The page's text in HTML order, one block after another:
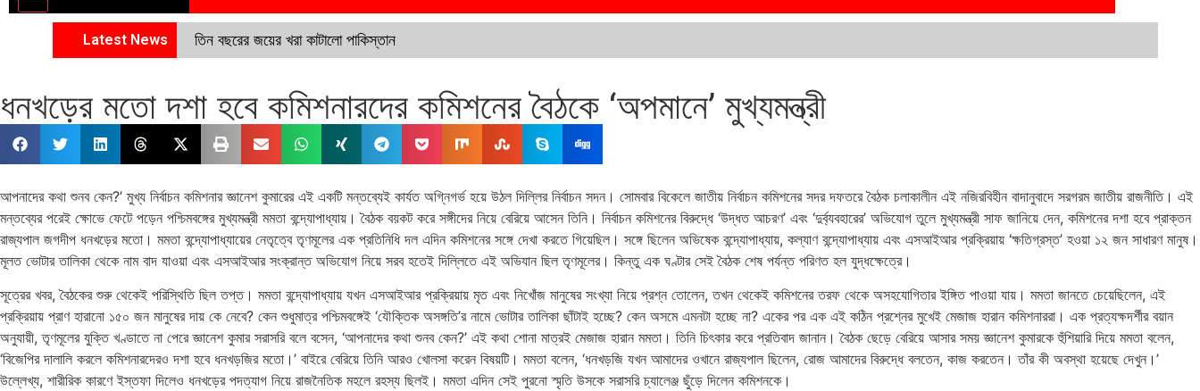
Latest News তিন বছরের জয়ের খরা কাটালো পাকিস্তান
ধনখড়ের মতো দশা হবে কমিশনারদের কমিশনের বৈঠকে ‘অপমানে’ মুখ্যমন্ত্রী
আপনাদের কথা শুনব কেন?’ মুখ্য নির্বাচন কমিশনার জ্ঞানেশ কুমারের এই একটি মন্তব্যেই কার্যত অগ্নিগর্ভ হয়ে উঠল দিল্লির নির্বাচন সদন। সোমবার বিকেলে জাতীয় নির্বাচন কমিশনের সদর দফতরে বৈঠক চলাকালীন এই নজিরবিহীন বাদানুবাদে সরগরম জাতীয় রাজনীতি। এই
মন্তব্যের পরেই ক্ষোভে ফেটে পড়েন পশ্চিমবঙ্গের মুখ্যমন্ত্রী মমতা বন্দ্যোপাধ্যায়। বৈঠক বয়কট করে সঙ্গীদের নিয়ে বেরিয়ে আসেন তিনি। নির্বাচন কমিশনের বিরুদ্ধে ‘উদ্ধত আচরণ’ এবং ‘দুর্ব্যবহারের’ অভিযোগ তুলে মুখ্যমন্ত্রী সাফ জানিয়ে দেন, কমিশনের দশা হবে প্রাক্তন
রাজ্যপাল জগদীপ ধনখড়ের মতো। মমতা বন্দ্যোপাধ্যায়ের নেতৃত্বে তৃণমূলের এক প্রতিনিধি দল এদিন কমিশনের সঙ্গে দেখা করতে গিয়েছিল। সঙ্গে ছিলেন অভিষেক বন্দ্যোপাধ্যায়, কল্যাণ বন্দ্যোপাধ্যায় এবং এসআইআর প্রক্রিয়ায় ‘ক্ষতিগ্রস্ত’ হওয়া ১২ জন সাধারণ মানুষ।
মূলত ভোটার তালিকা থেকে নাম বাদ যাওয়া এবং এসআইআর সংক্রান্ত অভিযোগ নিয়ে সরব হতেই দিল্লিতে এই অভিযান ছিল তৃণমূলের। কিন্তু এক ঘণ্টার সেই বৈঠক শেষ পর্যন্ত পরিণত হল যুদ্ধক্ষেত্রে।
সূত্রের খবর, বৈঠকের শুরু থেকেই পরিস্থিতি ছিল তপ্ত। মমতা বন্দ্যোপাধ্যায় যখন এসআইআর প্রক্রিয়ায় মৃত এবং নিখোঁজ মানুষের সংখ্যা নিয়ে প্রশ্ন তোলেন, তখন থেকেই কমিশনের তরফ থেকে অসহযোগিতার ইঙ্গিত পাওয়া যায়। মমতা জানতে চেয়েছিলেন, এই
প্রক্রিয়ায় প্রাণ হারানো ১৫০ জন মানুষের দায় কে নেবে? কেন শুধুমাত্র পশ্চিমবঙ্গেই ‘যৌক্তিক অসঙ্গতি’র নামে ভোটার তালিকা ছাঁটাই হচ্ছে? কেন অসমে এমনটা হচ্ছে না? একের পর এক এই কঠিন প্রশ্নের মুখেই মেজাজ হারান কমিশনাররা। এক প্রত্যক্ষদর্শীর বয়ান
অনুযায়ী, তৃণমূলের যুক্তি খণ্ডাতে না পেরে জ্ঞানেশ কুমার সরাসরি বলে বসেন, ‘আপনাদের কথা শুনব কেন?’ এই কথা শোনা মাত্রই মেজাজ হারান মমতা। তিনি চিৎকার করে প্রতিবাদ জানান। বৈঠক ছেড়ে বেরিয়ে আসার সময় জ্ঞানেশ কুমারকে হুঁশিয়ারি দিয়ে মমতা বলেন,
‘বিজেপির দালালি করলে কমিশনারদেরও দশা হবে ধনখড়জির মতো।’ বাইরে বেরিয়ে তিনি আরও খোলসা করেন বিষয়টি। মমতা বলেন, ‘ধনখড়জি যখন আমাদের ওখানে রাজ্যপাল ছিলেন, রোজ আমাদের বিরুদ্ধে বলতেন, কাজ করতেন। তাঁর কী অবস্থা হয়েছে দেখুন।’
উল্লেখ্য, শারীরিক কারণে ইস্তফা দিলেও ধনখড়ের পদত্যাগ নিয়ে রাজনৈতিক মহলে রহস্য ছিলই। মমতা এদিন সেই পুরনো স্মৃতি উসকে সরাসরি চ্যালেঞ্জ ছুঁড়ে দিলেন কমিশনকে।